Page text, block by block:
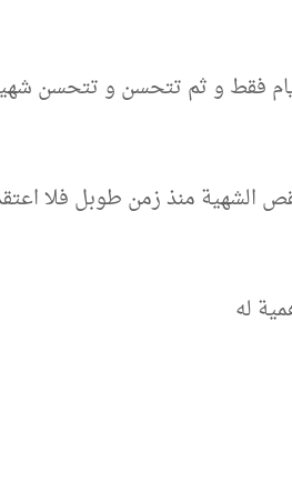
فقط و ثم تتحسن و تتحسن
الشهية منذ زمن طوبل فلا
له